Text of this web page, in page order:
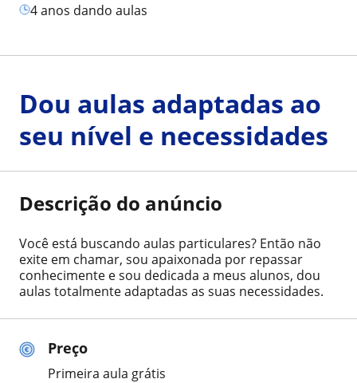
4 anos dando aulas
Preço
Primeira aula grátis
Dou aulas adaptadas ao
seu nível e necessidades
Descrição do anúncio
Você está buscando aulas particulares? Então não
exite em chamar, sou apaixonada por repassar
conhecimente e sou dedicada a meus alunos, dou
aulas totalmente adaptadas as suas necessidades.